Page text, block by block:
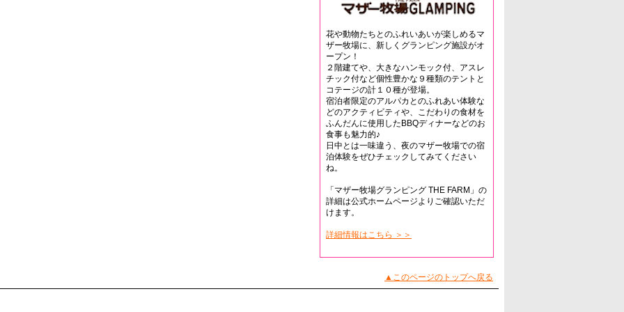
花や動物たちとのふれいあいが楽しめるマ
ザー牧場に、新しくグランピング施設がオ
ープン！
２階建てや、大きなハンモック付、アスレ
チック付など個性豊かな９種類のテントと
コテージの計１０種が登場。
宿泊者限定のアルパカとのふれあい体験な
どのアクティビティや、こだわりの食材を
ふんだんに使用したBBQディナーなどのお
食事も魅力的♪
日中とは一味違う、夜のマザー牧場での宿
泊体験をぜひチェックしてみてください
ね。
「マザー牧場グランピング THE FARM」の
詳細は公式ホームページよりご確認いただ
けます。
詳細情報はこちら ＞＞
▲このページのトップへ戻る